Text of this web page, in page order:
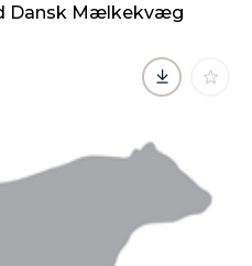
Dansk Mælkekvæg